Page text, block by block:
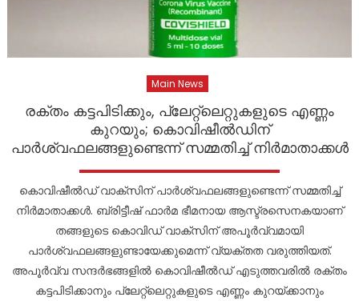
Main News
രക്തം കട്ടപിടിക്കും, പ്ലേറ്റ്‌ലെറ്റുകളുടെ എണ്ണം
കുറയും; കൊവിഷീല്‍ഡിന്
പാര്‍ശ്വഫലങ്ങളുണ്ടെന്ന് സമ്മതിച്ച് നിര്‍മാതാക്കള്‍
കൊവിഷീല്‍ഡ് വാക്‌സിന് പാര്‍ശ്വഫലങ്ങളുണ്ടെന്ന് സമ്മതിച്ച്
നിര്‍മാതാക്കള്‍. ബ്രിട്ടീഷ് ഫാര്‍മ ഭീമനായ ആസ്ട്രസെനകയാണ്
തങ്ങളുടെ കൊവിഡ് വാക്‌സിന് അപൂര്‍വ്വമായി
പാര്‍ശ്വഫലങ്ങളുണ്ടായേക്കുമെന്ന് വ്യക്തത വരുത്തിയത്.
അപൂര്‍വ്വ സന്ദര്‍ഭങ്ങളില്‍ കൊവിഷീല്‍ഡ് എടുത്തവരില്‍ രക്തം
കട്ടപിടിക്കാനും പ്ലേറ്റ്‌ലെറ്റുകളുടെ എണ്ണം കുറയ്ക്കാനും